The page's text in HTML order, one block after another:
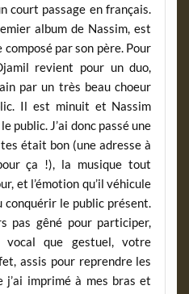
court passage en français.
album de Nassim, est
composé par son père. Pour
revient pour un duo,
par un très beau choeur
Il est minuit et Nassim
public. J’ai donc passé une
était bon (une adresse à
ça !), la musique tout
et l’émotion qu’il véhicule
conquérir le public présent.
pas gêné pour participer,
que gestuel, votre
assis pour reprendre les
j’ai imprimé à mes bras et